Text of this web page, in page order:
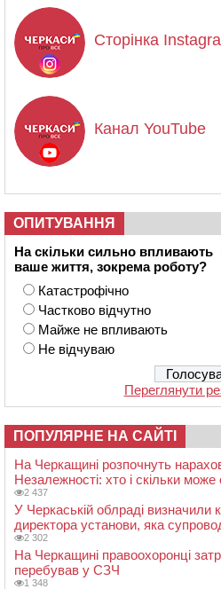
Сторінка
Канал YouTube
ОПИТУВАННЯ
На скільки сильно впливають
ваше життя, зокрема роботу?
Катастрофічно
Частково відчутно
Майже не впливають
Не відчуваю
Переглянути
ПОПУЛЯРНЕ НА САЙТІ
На Черкащині розпочнуть
Незалежності: хто і скільки
2 437
У Черкаській облраді визначили
директора установи, яка
2 302
На Черкащині правоохоронці
перебував у СЗЧ
1 348